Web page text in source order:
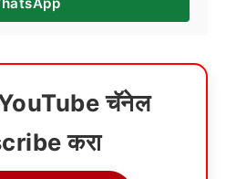
YouTube चॅनेल
करा